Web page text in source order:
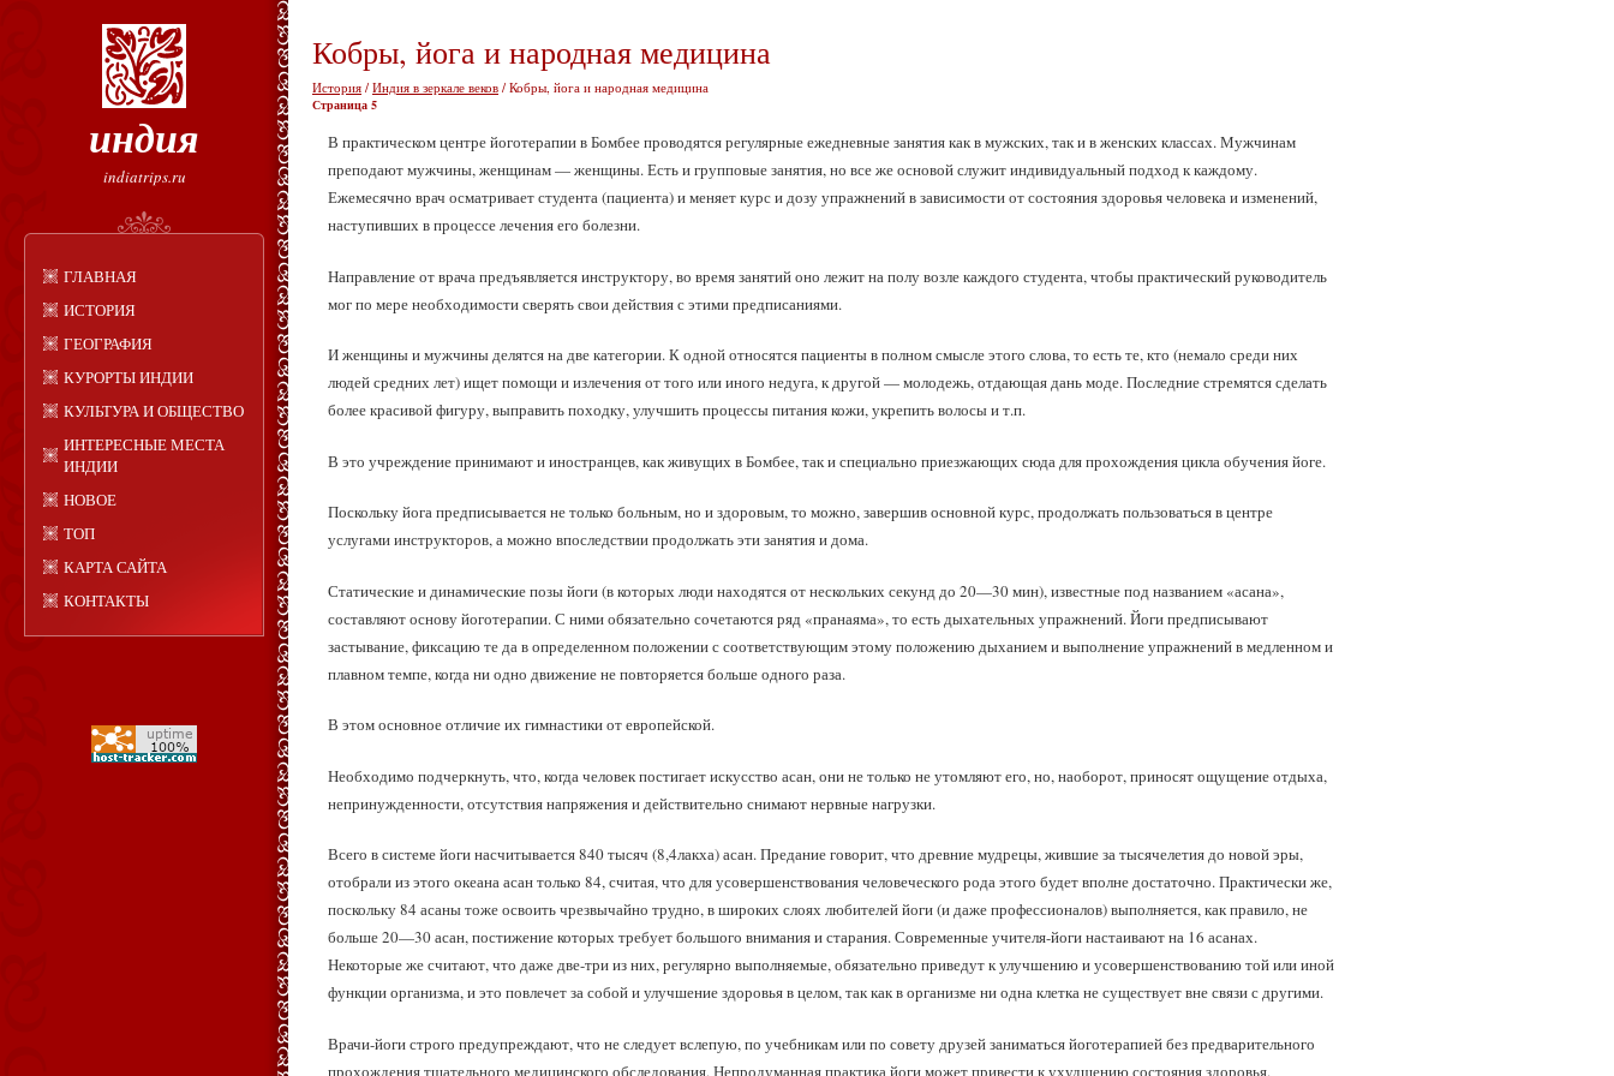
индия
indiatrips.ru
ГЛАВНАЯ
ИСТОРИЯ
ГЕОГРАФИЯ
КУРОРТЫ ИНДИИ
КУЛЬТУРА И ОБЩЕСТВО
ИНТЕРЕСНЫЕ МЕСТА
ИНДИИ
НОВОЕ
ТОП
КАРТА САЙТА
КОНТАКТЫ
Кобры, йога и народная медицина
История / Индия в зеркале веков / Кобры, йога и народная медицина
Страница 5
В практическом центре йоготерапии в Бомбее проводятся регулярные ежедневные занятия как в мужских, так и в женских классах. Мужчинам
преподают мужчины, женщинам — женщины. Есть и групповые занятия, но все же основой служит индивидуальный подход к каждому.
Ежемесячно врач осматривает студента (пациента) и меняет курс и дозу упражнений в зависимости от состояния здоровья человека и изменений,
наступивших в процессе лечения его болезни.
Направление от врача предъявляется инструктору, во время занятий оно лежит на полу возле каждого студента, чтобы практический руководитель
мог по мере необходимости сверять свои действия с этими предписаниями.
И женщины и мужчины делятся на две категории. К одной относятся пациенты в полном смысле этого слова, то есть те, кто (немало среди них
людей средних лет) ищет помощи и излечения от того или иного недуга, к другой — молодежь, отдающая дань моде. Последние стремятся сделать
более красивой фигуру, выправить походку, улучшить процессы питания кожи, укрепить волосы и т.п.
В это учреждение принимают и иностранцев, как живущих в Бомбее, так и специально приезжающих сюда для прохождения цикла обучения йоге.
Поскольку йога предписывается не только больным, но и здоровым, то можно, завершив основной курс, продолжать пользоваться в центре
услугами инструкторов, а можно впоследствии продолжать эти занятия и дома.
Статические и динамические позы йоги (в которых люди находятся от нескольких секунд до 20—30 мин), известные под названием «асана»,
составляют основу йоготерапии. С ними обязательно сочетаются ряд «пранаяма», то есть дыхательных упражнений. Йоги предписывают
застывание, фиксацию те да в определенном положении с соответствующим этому положению дыханием и выполнение упражнений в медленном и
плавном темпе, когда ни одно движение не повторяется больше одного раза.
В этом основное отличие их гимнастики от европейской.
Необходимо подчеркнуть, что, когда человек постигает искусство асан, они не только не утомляют его, но, наоборот, приносят ощущение отдыха,
непринужденности, отсутствия напряжения и действительно снимают нервные нагрузки.
Всего в системе йоги насчитывается 840 тысяч (8,4лакха) асан. Предание говорит, что древние мудрецы, жившие за тысячелетия до новой эры,
отобрали из этого океана асан только 84, считая, что для усовершенствования человеческого рода этого будет вполне достаточно. Практически же,
поскольку 84 асаны тоже освоить чрезвычайно трудно, в широких слоях любителей йоги (и даже профессионалов) выполняется, как правило, не
больше 20—30 асан, постижение которых требует большого внимания и старания. Современные учителя-йоги настаивают на 16 асанах.
Некоторые же считают, что даже две-три из них, регулярно выполняемые, обязательно приведут к улучшению и усовершенствованию той или иной
функции организма, и это повлечет за собой и улучшение здоровья в целом, так как в организме ни одна клетка не существует вне связи с другими.
Врачи-йоги строго предупреждают, что не следует вслепую, по учебникам или по совету друзей заниматься йоготерапией без предварительного
прохождения тщательного медицинского обследования. Непродуманная практика йоги может привести к ухудшению состояния здоровья.